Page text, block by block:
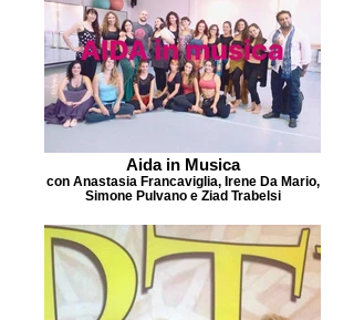
Aida in Musica
con Anastasia Francaviglia, Irene Da Mario,
Simone Pulvano e Ziad Trabelsi